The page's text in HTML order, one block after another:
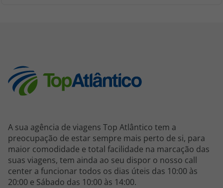
A sua agência de viagens Top Atlântico tem a
preocupação de estar sempre mais perto de si, para
maior comodidade e total facilidade na marcação das
suas viagens, tem ainda ao seu dispor o nosso call
center a funcionar todos os dias úteis das 10:00 às
20:00 e Sábado das 10:00 às 14:00.